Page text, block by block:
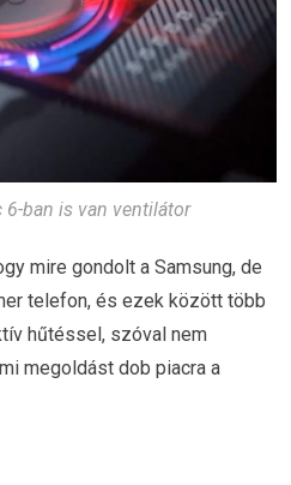
6-ban is van ventilátor
mire gondolt a Samsung, de
telefon, és ezek között több
hűtéssel, szóval nem
megoldást dob piacra a